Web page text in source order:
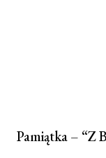
Pamiątka – “Z